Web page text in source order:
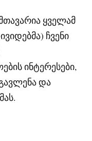
ყველამ
ჩვენი
ინტერესები,
და